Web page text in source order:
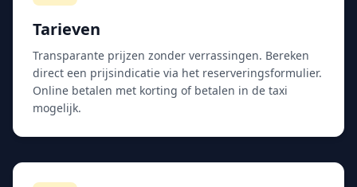
Tarieven
Transparante prijzen zonder verrassingen. Bereken
direct een prijsindicatie via het reserveringsformulier.
Online betalen met korting of betalen in de taxi
mogelijk.